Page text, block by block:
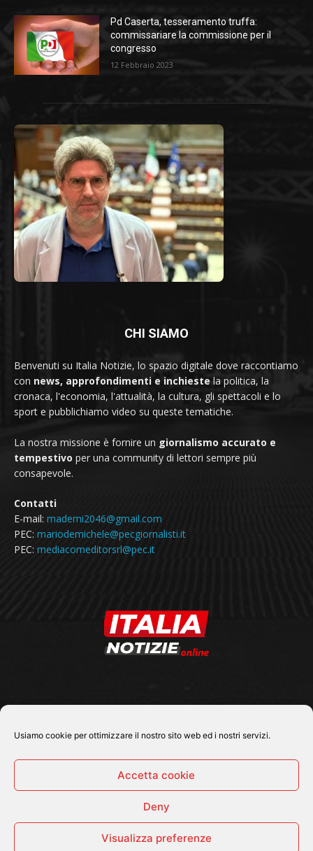
Usiamo cookie per ottimizzare il nostro sito web ed i nostri servizi.
Accetta cookie
Deny
Visualizza preferenze
Pd Caserta, tesseramento truffa:
commissariare la commissione per il
congresso
12 Febbraio 2023
CHI SIAMO
Benvenuti su Italia Notizie, lo spazio digitale dove raccontiamo
con news, approfondimenti e inchieste la politica, la
cronaca, l'economia, l'attualità, la cultura, gli spettacoli e lo
sport e pubblichiamo video su queste tematiche.
La nostra missione è fornire un giornalismo accurato e
tempestivo per una community di lettori sempre più
consapevole.
Contatti
E-mail: mademi2046@gmail.com
PEC: mariodemichele@pecgiornalisti.it
PEC: mediacomeditorsrl@pec.it
© 2026 Tutti i diritti riservati - Italia Notizie .online |
Cronaca Economia